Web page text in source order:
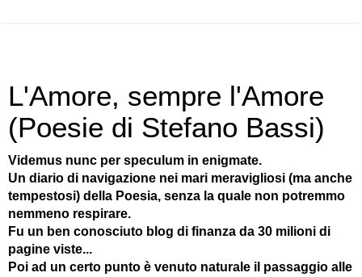
L'Amore, sempre l'Amore
(Poesie di Stefano Bassi)
Videmus nunc per speculum in enigmate.
Un diario di navigazione nei mari meravigliosi (ma anche
tempestosi) della Poesia, senza la quale non potremmo
nemmeno respirare.
Fu un ben conosciuto blog di finanza da 30 milioni di
pagine viste...
Poi ad un certo punto è venuto naturale il passaggio alle